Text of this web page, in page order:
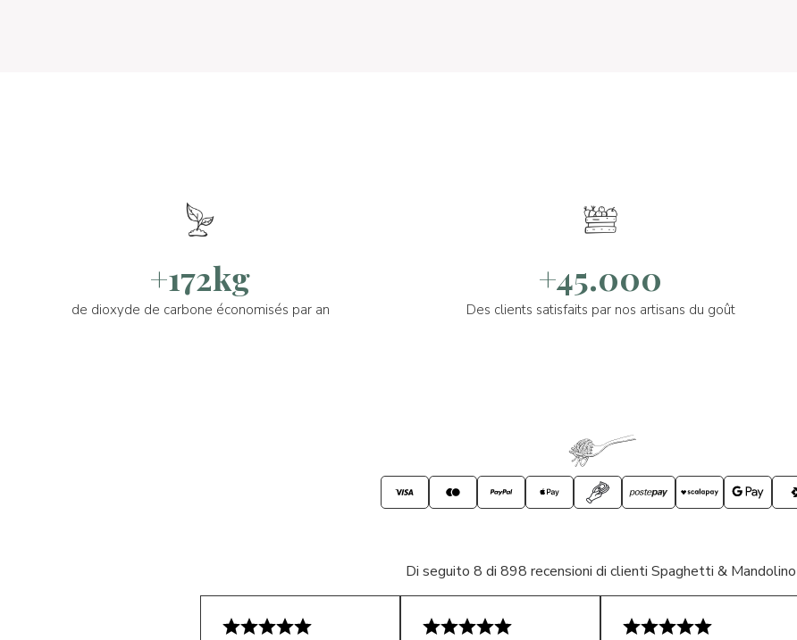
+172kg
de dioxyde de carbone économisés par an
+45.000
Des clients satisfaits par nos artisans du goût
Di seguito 8 di 898 recensioni di clienti Spaghetti & Mandolino